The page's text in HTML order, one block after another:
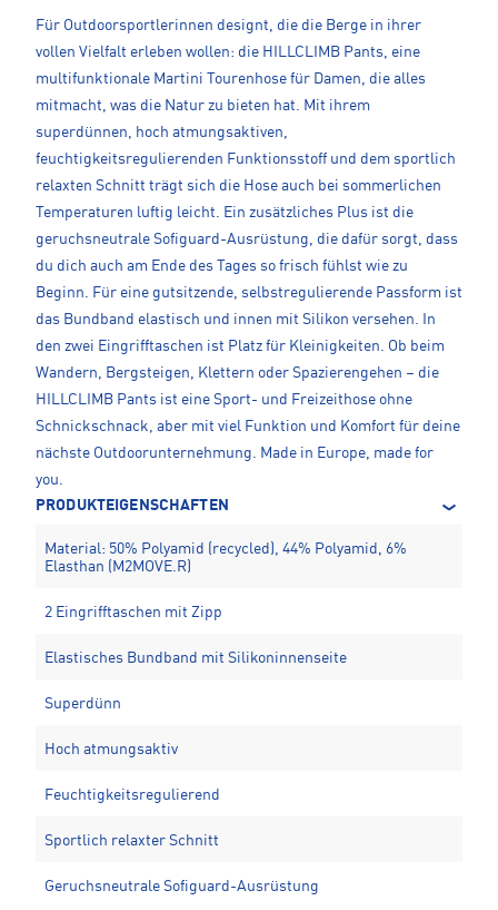
Für Outdoorsportlerinnen designt, die die Berge in ihrer
vollen Vielfalt erleben wollen: die HILLCLIMB Pants, eine
multifunktionale Martini Tourenhose für Damen, die alles
mitmacht, was die Natur zu bieten hat. Mit ihrem
superdünnen, hoch atmungsaktiven,
feuchtigkeitsregulierenden Funktionsstoff und dem sportlich
relaxten Schnitt trägt sich die Hose auch bei sommerlichen
Temperaturen luftig leicht. Ein zusätzliches Plus ist die
geruchsneutrale Sofiguard-Ausrüstung, die dafür sorgt, dass
du dich auch am Ende des Tages so frisch fühlst wie zu
Beginn. Für eine gutsitzende, selbstregulierende Passform ist
das Bundband elastisch und innen mit Silikon versehen. In
den zwei Eingrifftaschen ist Platz für Kleinigkeiten. Ob beim
Wandern, Bergsteigen, Klettern oder Spazierengehen – die
HILLCLIMB Pants ist eine Sport- und Freizeithose ohne
Schnickschnack, aber mit viel Funktion und Komfort für deine
nächste Outdoorunternehmung. Made in Europe, made for
you.
PRODUKTEIGENSCHAFTEN
Material: 50% Polyamid (recycled), 44% Polyamid, 6%
Elasthan (M2MOVE.R)
2 Eingrifftaschen mit Zipp
Elastisches Bundband mit Silikoninnenseite
Superdünn
Hoch atmungsaktiv
Feuchtigkeitsregulierend
Sportlich relaxter Schnitt
Geruchsneutrale Sofiguard-Ausrüstung